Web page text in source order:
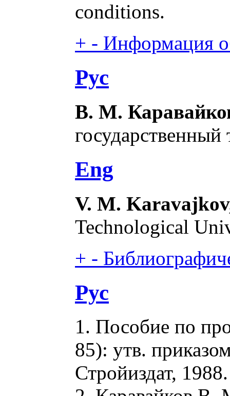
conditions.
+ - Информация
Рус
В. М.
Eng
V. M.
Technological
+ -
Рус
1. Пособие по
85): утв.
Стройиздат,